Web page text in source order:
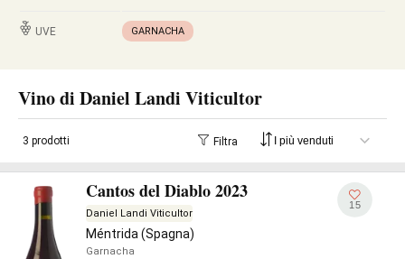
UVE GARNACHA
Vino di Daniel Landi Viticultor
3 prodotti Filtra
Cantos del Diablo 2023
Daniel Landi Viticultor
Méntrida (Spagna)
Garnacha
15